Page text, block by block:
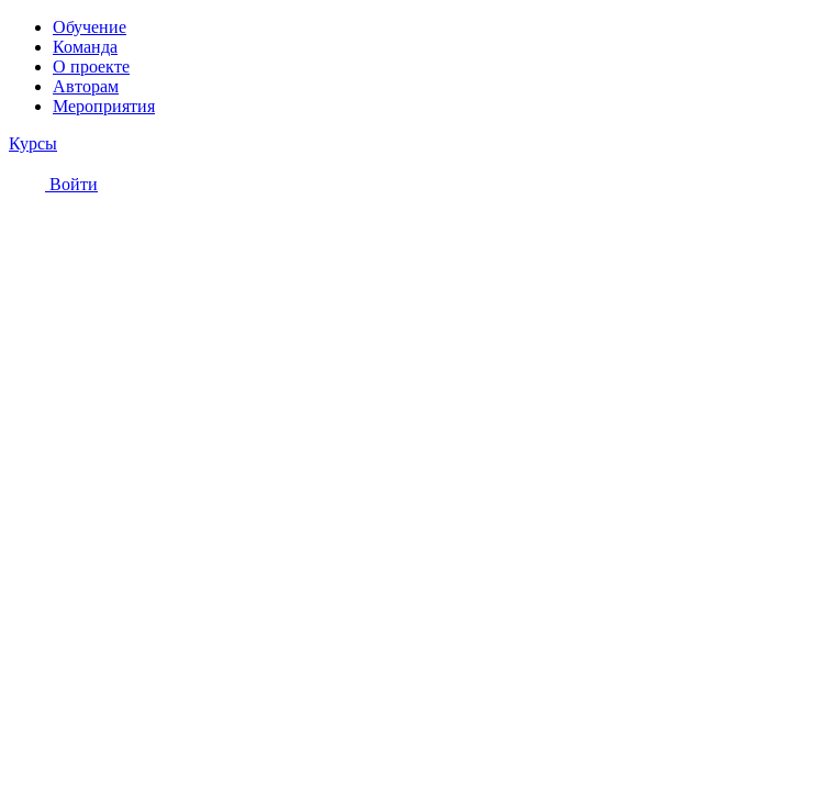
Обучение
Команда
О проекте
Авторам
Мероприятия
Курсы
Войти